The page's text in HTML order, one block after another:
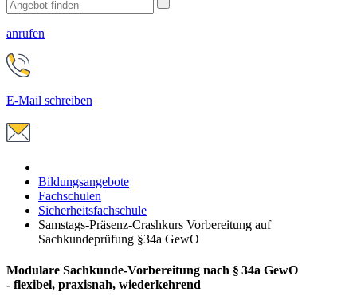
anrufen
E-Mail schreiben
Bildungsangebote
Fachschulen
Sicherheitsfachschule
Samstags-Präsenz-Crashkurs Vorbereitung auf
Sachkundeprüfung §34a GewO
Modulare Sachkunde‑Vorbereitung nach § 34a GewO
- flexibel, praxisnah, wiederkehrend